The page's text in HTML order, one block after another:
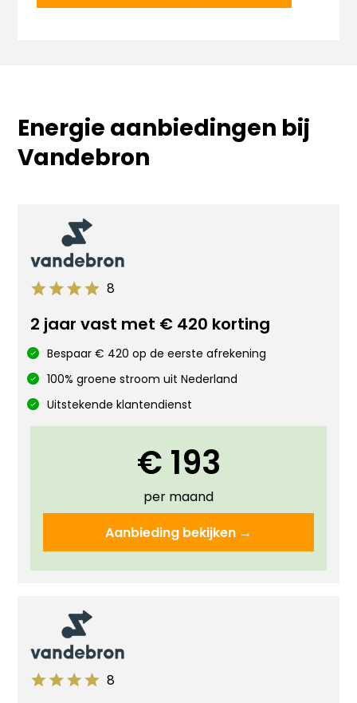
Energie aanbiedingen bij
Vandebron
8
2 jaar vast met € 420 korting
Bespaar € 420 op de eerste afrekening
100% groene stroom uit Nederland
Uitstekende klantendienst
€ 193
per maand
Aanbieding bekijken →
8